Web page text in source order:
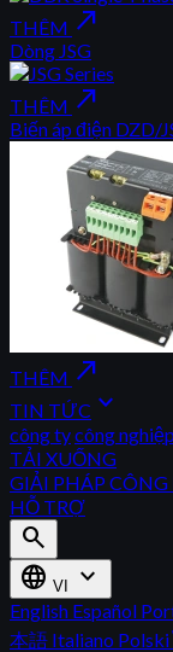
THÊM north_east
Dòng JSG
THÊM north_east
Biến áp điện DZD/
THÊM north_east
TIN TỨC expand_more
công tycông nghiệp
TẢI XUỐNG
GIẢI PHÁP
HỖ TRỢ
search
language VI expand_more
English Español
本語 Italiano Polski